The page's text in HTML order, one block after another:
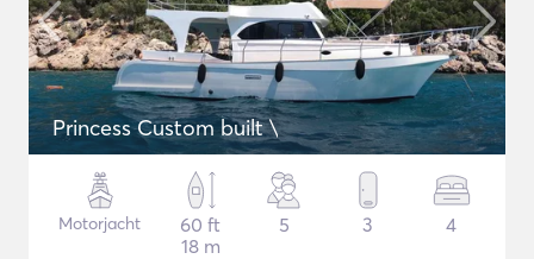
Princess Custom built \
Motorjacht
60 ft
18 m
5 3 4